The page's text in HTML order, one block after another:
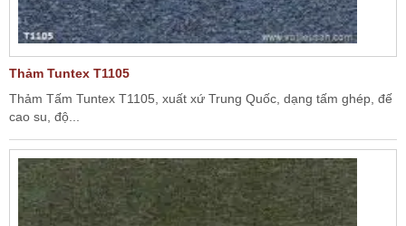
Thảm Tuntex T1105
Thảm Tấm Tuntex T1105, xuất xứ Trung Quốc, dạng tấm ghép, đế
cao su, độ...